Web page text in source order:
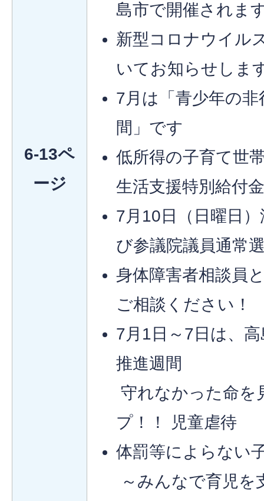
6-13ペ
ージ
島市で開催されま
新型コロナウイル
いてお知らせしま
7月は「青少年の
間」です
低所得の子育て世
生活支援特別給付
7月10日（日曜日
び参議院議員通常
身体障害者相談員
ご相談ください！
7月1日～7日は、
推進週間
守れなかった命を
プ！！ 児童虐待
体罰等によらない
～みんなで育児を